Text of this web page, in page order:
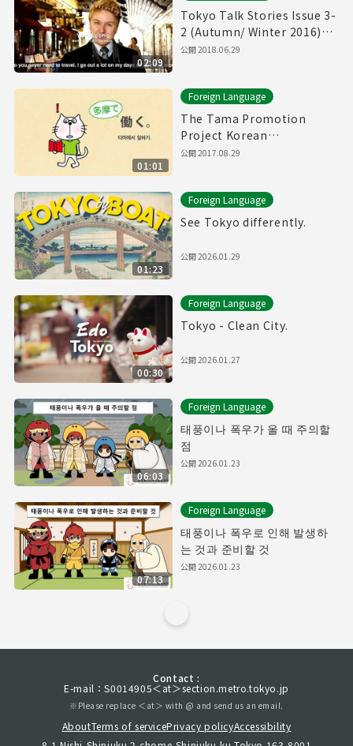
02:09
Tokyo Talk Stories Issue 3-
2 (Autumn/ Winter 2016)
Yurakucho, Hiroo, etc.
公開2018.06.29
01:01
Foreign Language
The Tama Promotion
Project Korean
Movie(60sec.)
公開2017.08.29
01:23
Foreign Language
See Tokyo differently.
公開2026.01.29
00:30
Foreign Language
Tokyo - Clean City.
公開2026.01.27
06:03
Foreign Language
태풍이나 폭우가 올 때 주의할
점
公開2026.01.23
07:13
Foreign Language
태풍이나 폭우로 인해 발생하
는 것과 준비할 것
公開2026.01.23
Contact :
E-mail：S0014905＜at＞section.metro.tokyo.jp
※Please replace ＜at＞ with @ and send us an email.
AboutTerms of servicePrivacy policyAccessibility